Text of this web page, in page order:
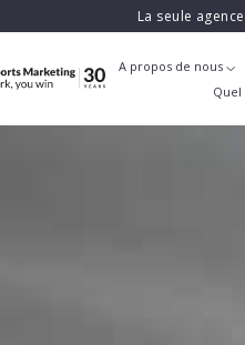
La seule
A propos de nous
Quel